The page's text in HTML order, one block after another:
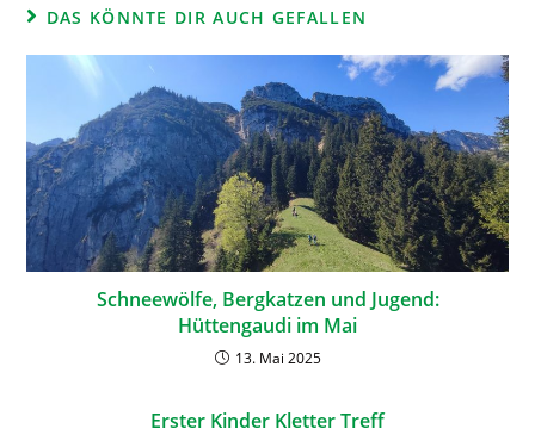
DAS KÖNNTE DIR AUCH GEFALLEN
Schneewölfe, Bergkatzen und Jugend:
Hüttengaudi im Mai
13. Mai 2025
Erster Kinder Kletter Treff